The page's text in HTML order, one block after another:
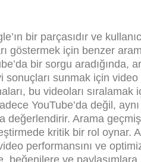
bir parçasıdır ve
göstermek için benzer
bir sorgu aradığında,
sonuçları sunmak için
bu videoları sıralamak
YouTube’da değil,
değerlendirir. Arama
kritik bir rol oynar.
performansını ve
beğenilere ve